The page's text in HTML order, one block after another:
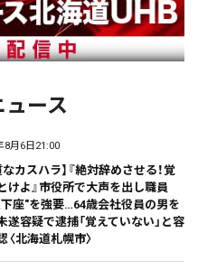
ュース
8月6日21:00
なカスハラ】『絶対辞めさせる！覚
けよ』市役所で大声を出し職員
座"を強要…64歳会社役員の男を
遂容疑で逮捕「覚えていない」と容
〈北海道札幌市〉